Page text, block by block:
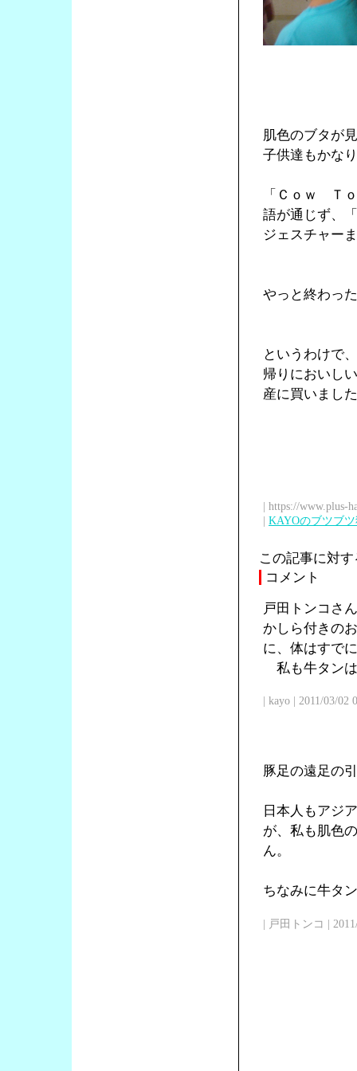
肌色のブタが
子供達もかな
「Ｃｏｗ Ｔ
語が通じず、
ジェスチャー
やっと終わっ
というわけで
帰りにおいし
産に買いまし
| https://www.plus-
| KAYOのブツブ
この記事に対
コメント
戸田トンコさ
かしら付きの
に、体はすで
私も牛タン
| kayo | 2011/03/02
豚足の遠足の
日本人もアジ
が、私も肌色
ん。
ちなみに牛タ
| 戸田トンコ |